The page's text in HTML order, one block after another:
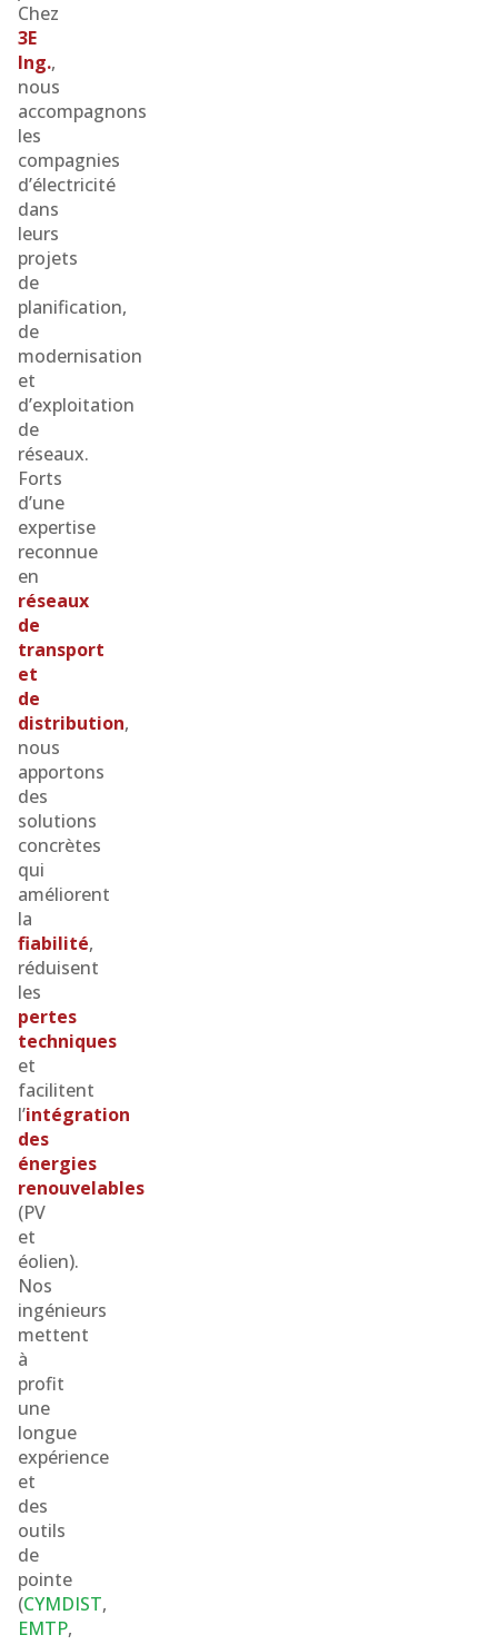
Chez
3E
Ing.,
nous
accompagnons
les
compagnies
d’électricité
dans
leurs
projets
de
planification,
de
modernisation
et
d’exploitation
de
réseaux.
Forts
d’une
expertise
reconnue
en
réseaux
de
transport
et
de
distribution,
nous
apportons
des
solutions
concrètes
qui
améliorent
la
fiabilité,
réduisent
les
pertes
techniques
et
facilitent
l’intégration
des
énergies
renouvelables
(PV
et
éolien).
Nos
ingénieurs
mettent
à
profit
une
longue
expérience
et
des
outils
de
pointe
(CYMDIST,
EMTP,